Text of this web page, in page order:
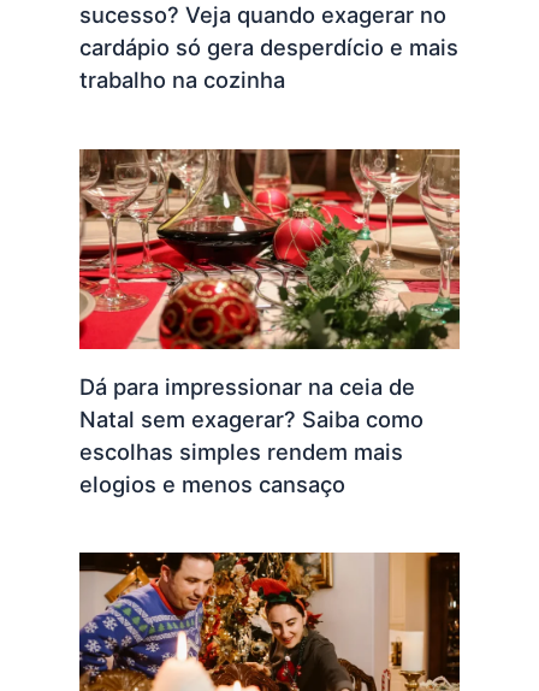
sucesso? Veja quando exagerar no
cardápio só gera desperdício e mais
trabalho na cozinha
Dá para impressionar na ceia de
Natal sem exagerar? Saiba como
escolhas simples rendem mais
elogios e menos cansaço